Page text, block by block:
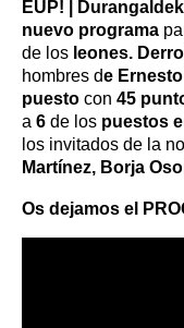
EUP! |
nuevo programa
de los leones.
hombres de
puesto con 45
a 6 de los puestos
los invitados de la
Martínez, Borja
Os dejamos el